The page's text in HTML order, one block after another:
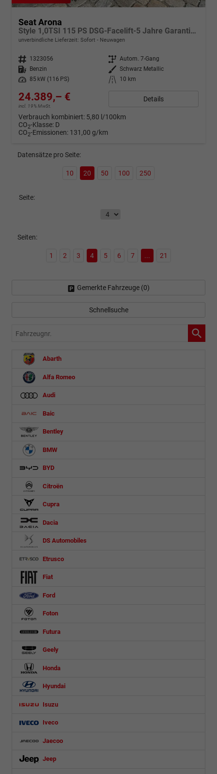
Seat Arona
Style 1,0TSI 115 PS DSG-Facelift-5 Jahre Garantie-Parklenkassistent-PDC vorne&hinten-Rückfahrkamera-LED-ACC-DAB-Fernlichtassistent-ISOFIX-variabler Ladeboden-Sitzheizung-FULL Link-Alu 16"-Sofort
unverbindliche Lieferzeit: Sofort Neuwagen
Fahrzeugnr. 1323056 Getriebe Autom. 7-Gang
Kraftstoff
Benzin Außenfarbe Schwarz Metallic
Leistung
85 kW (116 PS) Kilometerstand 10 km
24.389,– €
incl. 19% MwSt.
Details
Verbrauch kombiniert: 5,80 l/100km
CO2-Klasse: D
CO2-Emissionen: 131,00 g/km
Datensätze pro Seite:
10 20 50 100 250
Seite:
Seiten:
1 2 3 4 5 6 7 ... 21
Gemerkte Fahrzeuge (0)
Schnellsuche
Fahrzeugnr.
Abarth
Alfa Romeo
Audi
Baic
Bentley
BMW
BYD
Citroën
Cupra
Dacia
DS Automobiles
Etrusco
Fiat
Ford
Foton
Futura
Geely
Honda
Hyundai
Isuzu
Iveco
Jaecoo
Jeep